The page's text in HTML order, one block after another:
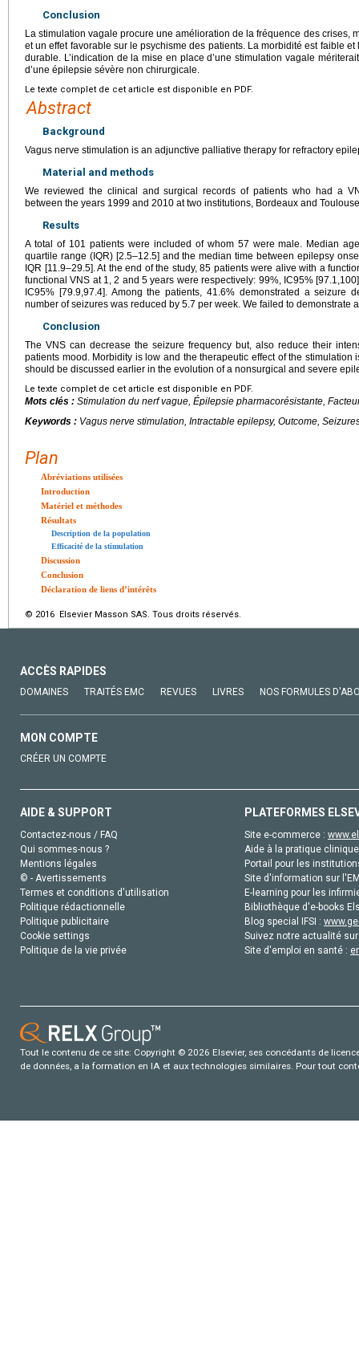
Conclusion
La stimulation vagale procure une amélioration de la fréquence des crises,
et un effet favorable sur le psychisme des patients. La morbidité est faible
durable. L’indication de la mise en place d’une stimulation vagale
d’une épilepsie sévère non chirurgicale.
Le texte complet de cet article est disponible en PDF.
Abstract
Background
Vagus nerve stimulation is an adjunctive palliative therapy for refractory
Material and methods
We reviewed the clinical and surgical records of patients who had a
between the years 1999 and 2010 at two institutions, Bordeaux and
Results
A total of 101 patients were included of whom 57 were male. Median
quartile range (IQR) [2.5–12.5] and the median time between epilepsy
IQR [11.9–29.5]. At the end of the study, 85 patients were alive with a
functional VNS at 1, 2 and 5 years were respectively: 99%, IC95%
IC95% [79.9,97.4]. Among the patients, 41.6% demonstrated a seizure
number of seizures was reduced by 5.7 per week. We failed to demonstrate
Conclusion
The VNS can decrease the seizure frequency but, also reduce their
patients mood. Morbidity is low and the therapeutic effect of the stimulation
should be discussed earlier in the evolution of a nonsurgical and severe
Le texte complet de cet article est disponible en PDF.
Mots clés : Stimulation du nerf vague, Épilepsie pharmacorésistante,
Keywords : Vagus nerve stimulation, Intractable epilepsy, Outcome,
Plan
Abréviations utilisées
Introduction
Matériel et méthodes
Résultats
Description de la population
Efficacité de la stimulation
Discussion
Conclusion
Déclaration de liens d’intérêts
© 2016 Elsevier Masson SAS. Tous droits réservés.
ACCÈS RAPIDES
DOMAINES TRAITÉS EMC REVUES LIVRES NOS FORMULES
MON COMPTE
CRÉER UN COMPTE
AIDE & SUPPORT
Contactez-nous / FAQ
Qui sommes-nous ?
Mentions légales
© - Avertissements
Termes et conditions d'utilisation
Politique rédactionnelle
Politique publicitaire
Cookie settings
Politique de la vie privée
PLATEFORMES
Site e-commerce :
Aide à la pratique
Portail pour les
Site d'information sur
E-learning pour les
Bibliothèque d'e-books
Blog special IFSI :
Suivez notre actualité
Site d'emploi en santé :
Tout le contenu de ce site: Copyright © 2026 Elsevier, ses concédants de
de données, a la formation en IA et aux technologies similaires. Pour tout